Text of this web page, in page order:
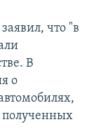
что "в
В
о